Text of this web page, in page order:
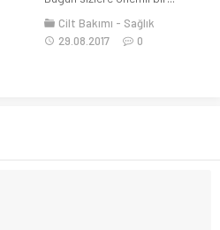
Cilt Bakımı
Sağlık
29.08.2017
0